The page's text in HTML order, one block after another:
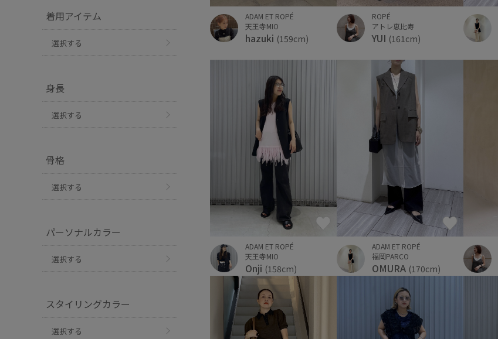
着用アイテム
選択する
身長
選択する
骨格
選択する
パーソナルカラー
選択する
スタイリングカラー
選択する
ADAM ET ROPÉ
天王寺MIO
hazuki (159cm)
ROPÉ
アトレ恵比寿
YUI (161cm)
ADAM ET ROPÉ
天王寺MIO
Onji (158cm)
ADAM ET ROPÉ
福岡PARCO
OMURA (170cm)